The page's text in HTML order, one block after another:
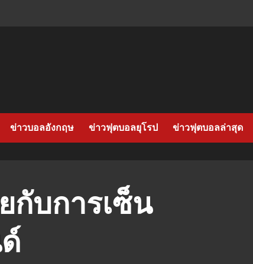
ข่าวบอลอังกฤษ ข่าวฟุตบอลยุโรป ข่าวฟุตบอลล่าสุด
กับการเซ็น